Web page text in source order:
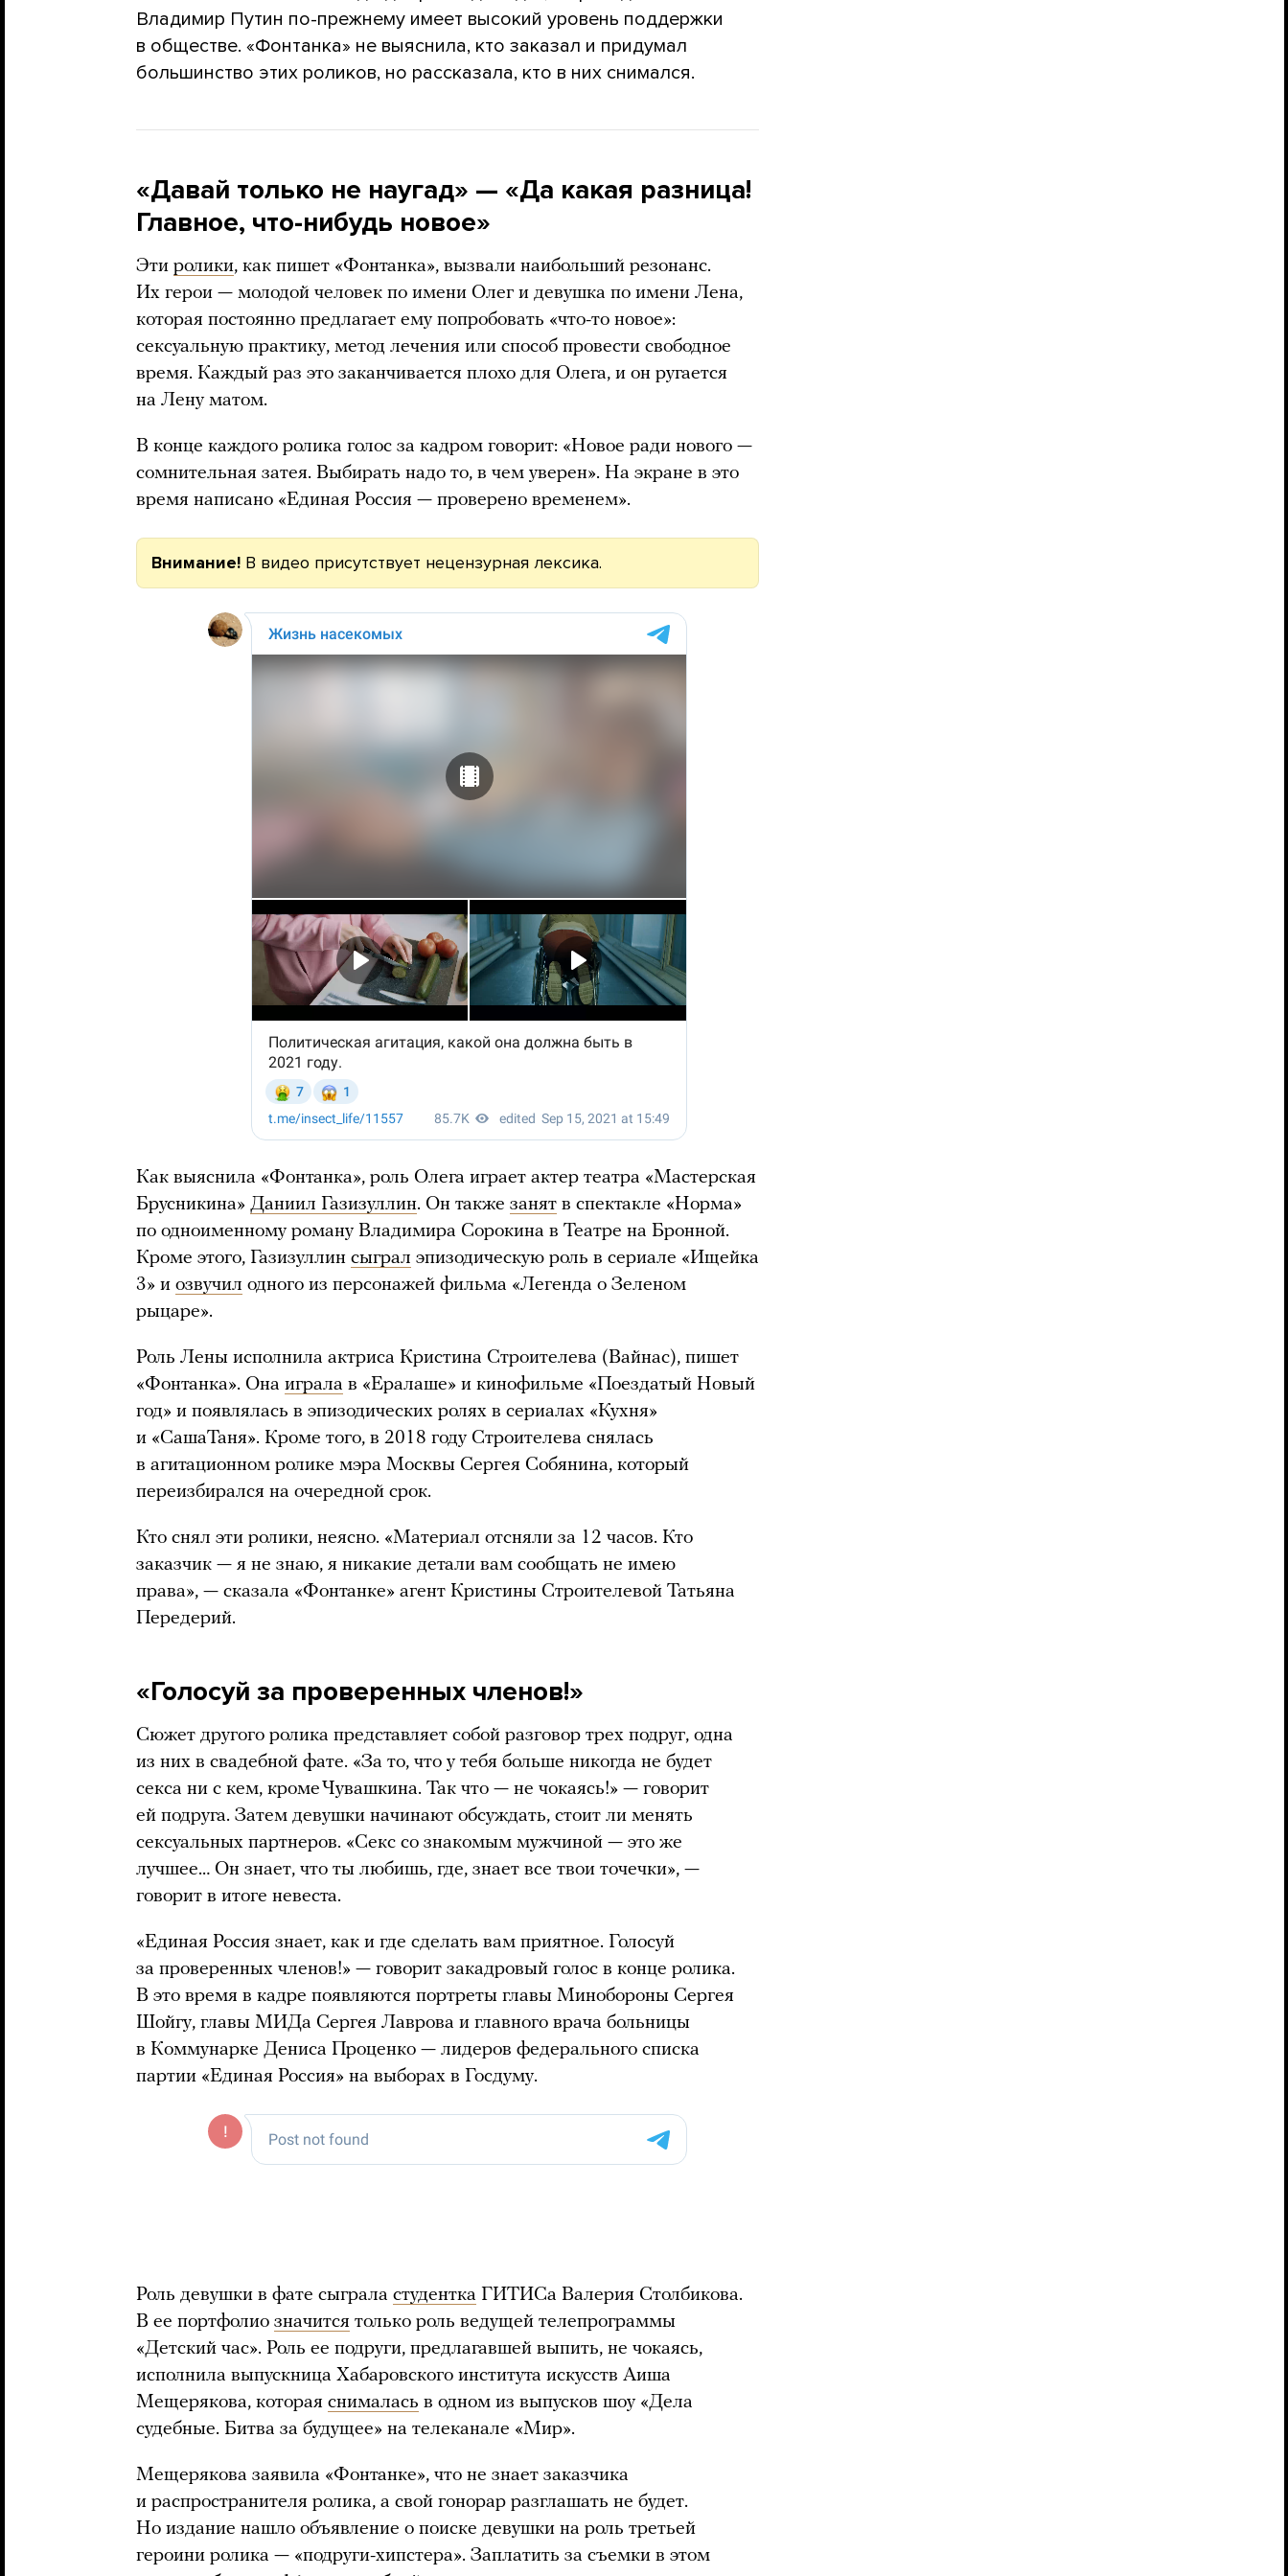
Владимир Путин по-прежнему имеет высокий уровень поддержки
в обществе. «Фонтанка» не выяснила, кто заказал и придумал
большинство этих роликов, но рассказала, кто в них снимался.
«Давай только не наугад» — «Да какая разница!
Главное, что-нибудь новое»
Эти ролики, как пишет «Фонтанка», вызвали наибольший резонанс.
Их герои — молодой человек по имени Олег и девушка по имени Лена,
которая постоянно предлагает ему попробовать «что-то новое»:
сексуальную практику, метод лечения или способ провести свободное
время. Каждый раз это заканчивается плохо для Олега, и он ругается
на Лену матом.
В конце каждого ролика голос за кадром говорит: «Новое ради нового —
сомнительная затея. Выбирать надо то, в чем уверен». На экране в это
время написано «Единая Россия — проверено временем».
Внимание! В видео присутствует нецензурная лексика.
Как выяснила «Фонтанка», роль Олега играет актер театра «Мастерская
Брусникина» Даниил Газизуллин. Он также занят в спектакле «Норма»
по одноименному роману Владимира Сорокина в Театре на Бронной.
Кроме этого, Газизуллин сыграл эпизодическую роль в сериале «Ищейка
3» и озвучил одного из персонажей фильма «Легенда о Зеленом
рыцаре».
Роль Лены исполнила актриса Кристина Строителева (Вайнас), пишет
«Фонтанка». Она играла в «Ералаше» и кинофильме «Поездатый Новый
год» и появлялась в эпизодических ролях в сериалах «Кухня»
и «СашаТаня». Кроме того, в 2018 году Строителева снялась
в агитационном ролике мэра Москвы Сергея Собянина, который
переизбирался на очередной срок.
Кто снял эти ролики, неясно. «Материал отсняли за 12 часов. Кто
заказчик — я не знаю, я никакие детали вам сообщать не имею
права», — сказала «Фонтанке» агент Кристины Строителевой Татьяна
Передерий.
«Голосуй за проверенных членов!»
Сюжет другого ролика представляет собой разговор трех подруг, одна
из них в свадебной фате. «За то, что у тебя больше никогда не будет
секса ни с кем, кроме Чувашкина. Так что — не чокаясь!» — говорит
ей подруга. Затем девушки начинают обсуждать, стоит ли менять
сексуальных партнеров. «Секс со знакомым мужчиной — это же
лучшее… Он знает, что ты любишь, где, знает все твои точечки», —
говорит в итоге невеста.
«Единая Россия знает, как и где сделать вам приятное. Голосуй
за проверенных членов!» — говорит закадровый голос в конце ролика.
В это время в кадре появляются портреты главы Минобороны Сергея
Шойгу, главы МИДа Сергея Лаврова и главного врача больницы
в Коммунарке Дениса Проценко — лидеров федерального списка
партии «Единая Россия» на выборах в Госдуму.
Роль девушки в фате сыграла студентка ГИТИСа Валерия Столбикова.
В ее портфолио значится только роль ведущей телепрограммы
«Детский час». Роль ее подруги, предлагавшей выпить, не чокаясь,
исполнила выпускница Хабаровского института искусств Аиша
Мещерякова, которая снималась в одном из выпусков шоу «Дела
судебные. Битва за будущее» на телеканале «Мир».
Мещерякова заявила «Фонтанке», что не знает заказчика
и распространителя ролика, а свой гонорар разглашать не будет.
Но издание нашло объявление о поиске девушки на роль третьей
героини ролика — «подруги-хипстера». Заплатить за съемки в этом